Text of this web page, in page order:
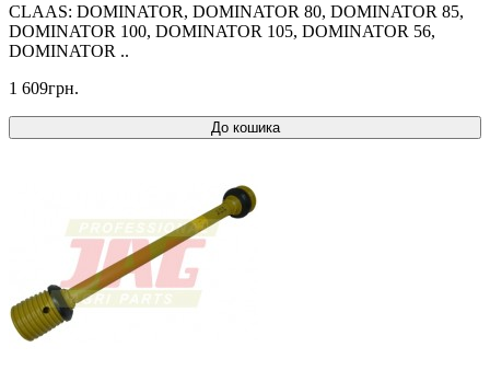
CLAAS: DOMINATOR, DOMINATOR 80, DOMINATOR 85,
DOMINATOR 100, DOMINATOR 105, DOMINATOR 56,
DOMINATOR ..
1 609грн.
До кошика